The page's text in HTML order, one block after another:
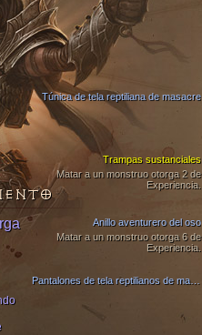
Túnica de tela reptiliana de masacre
Trampas sustanciales
Matar a un monstruo otorga 2 de
Experiencia.
Pantalones de tela reptilianos de masacre
Anillo aventurero del oso
Matar a un monstruo otorga 6 de
Experiencia.